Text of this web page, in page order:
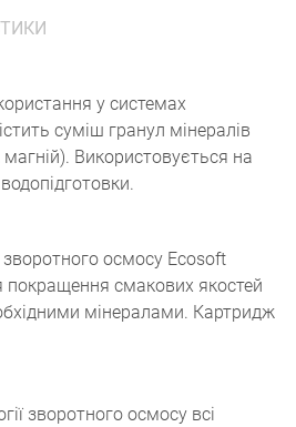
у системах
суміш гранул мінералів
магній). Використовується на
зворотного осмосу Ecosoft
покращення смакових якостей
мінералами. Картридж
зворотного осмосу всі